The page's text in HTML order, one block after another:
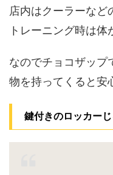
店内はクーラーなど
トレーニング時は体
なのでチョコザップ
物を持ってくると安
鍵付きのロッカー